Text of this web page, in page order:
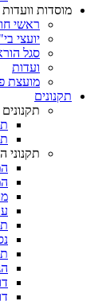
מוסדות
ראשי
יועצי
סגל
ועדות
מועצת
תקנונים
תקנוני